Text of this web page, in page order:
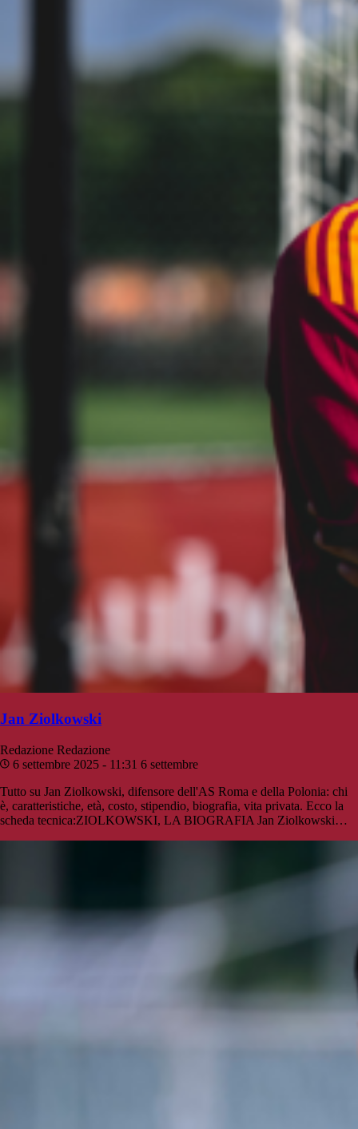
Jan Ziolkowski
Redazione Redazione
6 settembre 2025 - 11:31 6 settembre
Tutto su Jan Ziolkowski, difensore dell'AS Roma e della Polonia: chi
è, caratteristiche, età, costo, stipendio, biografia, vita privata. Ecco la
scheda tecnica:ZIOLKOWSKI, LA BIOGRAFIA Jan Ziolkowski…